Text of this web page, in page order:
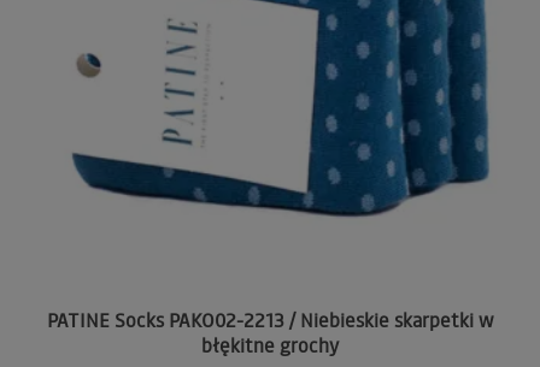
PATINE Socks PAKO02-2213 / Niebieskie skarpetki w
błękitne grochy